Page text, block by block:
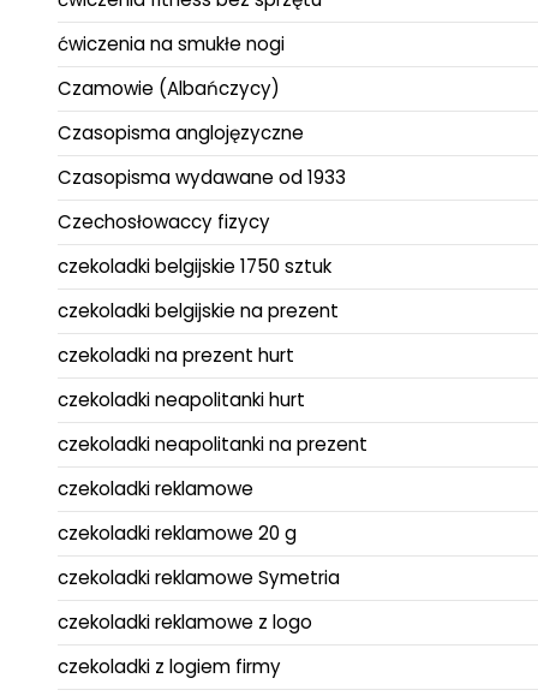
ćwiczenia na smukłe nogi
Czamowie (Albańczycy)
Czasopisma anglojęzyczne
Czasopisma wydawane od 1933
Czechosłowaccy fizycy
czekoladki belgijskie 1750 sztuk
czekoladki belgijskie na prezent
czekoladki na prezent hurt
czekoladki neapolitanki hurt
czekoladki neapolitanki na prezent
czekoladki reklamowe
czekoladki reklamowe 20 g
czekoladki reklamowe Symetria
czekoladki reklamowe z logo
czekoladki z logiem firmy